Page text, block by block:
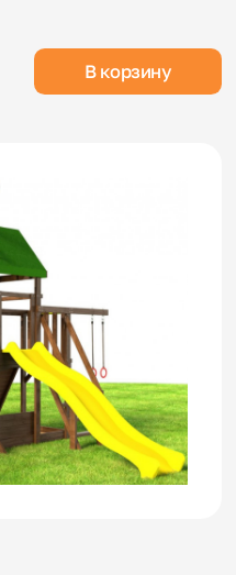
В корзину